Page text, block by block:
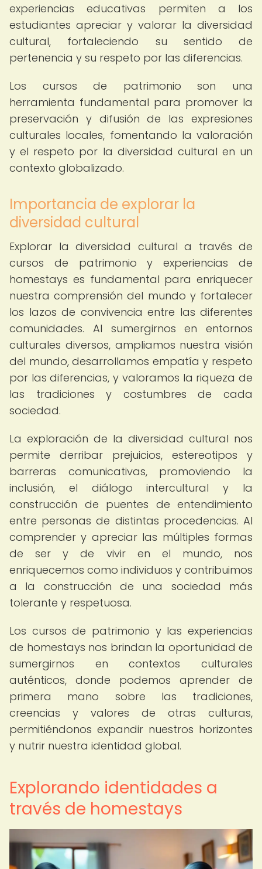
experiencias educativas permiten a los
estudiantes apreciar y valorar la diversidad
cultural, fortaleciendo su sentido de
pertenencia y su respeto por las diferencias.
Los cursos de patrimonio son una
herramienta fundamental para promover la
preservación y difusión de las expresiones
culturales locales, fomentando la valoración
y el respeto por la diversidad cultural en un
contexto globalizado.
Importancia de explorar la
diversidad cultural
Explorar la diversidad cultural a través de
cursos de patrimonio y experiencias de
homestays es fundamental para enriquecer
nuestra comprensión del mundo y fortalecer
los lazos de convivencia entre las diferentes
comunidades. Al sumergirnos en entornos
culturales diversos, ampliamos nuestra visión
del mundo, desarrollamos empatía y respeto
por las diferencias, y valoramos la riqueza de
las tradiciones y costumbres de cada
sociedad.
La exploración de la diversidad cultural nos
permite derribar prejuicios, estereotipos y
barreras comunicativas, promoviendo la
inclusión, el diálogo intercultural y la
construcción de puentes de entendimiento
entre personas de distintas procedencias. Al
comprender y apreciar las múltiples formas
de ser y de vivir en el mundo, nos
enriquecemos como individuos y contribuimos
a la construcción de una sociedad más
tolerante y respetuosa.
Los cursos de patrimonio y las experiencias
de homestays nos brindan la oportunidad de
sumergirnos en contextos culturales
auténticos, donde podemos aprender de
primera mano sobre las tradiciones,
creencias y valores de otras culturas,
permitiéndonos expandir nuestros horizontes
y nutrir nuestra identidad global.
Explorando identidades a
través de homestays